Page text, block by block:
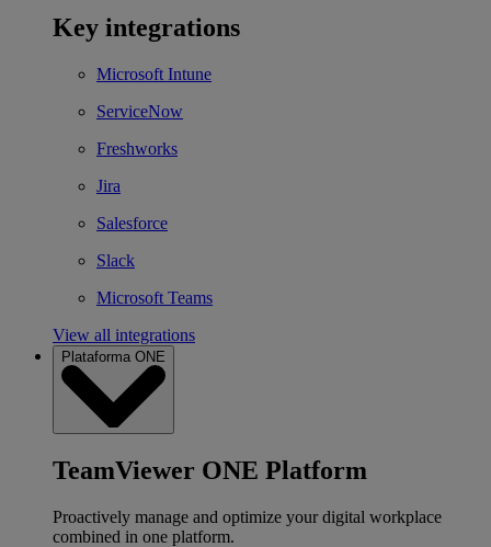
Key integrations
Microsoft Intune
ServiceNow
Freshworks
Jira
Salesforce
Slack
Microsoft Teams
View all integrations
Plataforma ONE
TeamViewer ONE Platform
Proactively manage and optimize your digital workplace
combined in one platform.